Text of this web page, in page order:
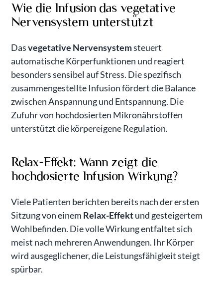
Wie die Infusion das vegetative
Nervensystem unterstützt
Dasvegetative Nervensystemsteuert
automatische Körperfunktionen und reagiert
besonders sensibel auf Stress. Die spezifisch
zusammengestellte Infusion fördert die Balance
zwischen Anspannung und Entspannung. Die
Zufuhr von hochdosierten Mikronährstoffen
unterstützt die körpereigene Regulation.
Relax-Effekt: Wann zeigt die
hochdosierte Infusion Wirkung?
Viele Patienten berichten bereits nach der ersten
Sitzung von einem Relax-Effektund gesteigertem
Wohlbefinden. Die volle Wirkung entfaltet sich
meist nach mehreren Anwendungen. Ihr Körper
wird ausgeglichener, die Leistungsfähigkeit steigt
spürbar.